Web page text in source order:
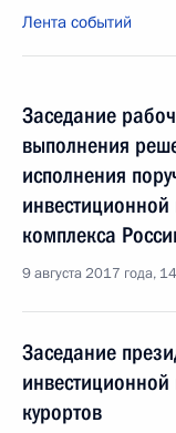
Лента событий
Заседание
выполнения
исполнения
инвестиционной
комплекса
9 августа 2017 года,
Заседание
инвестиционной
курортов